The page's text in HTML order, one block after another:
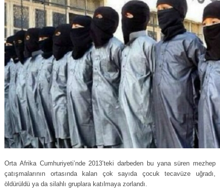
Orta Afrika Cumhuriyeti’nde 2013’teki darbeden bu yana süren mezhep
çatışmalarının ortasında kalan çok sayıda çocuk tecavüze uğradı,
öldürüldü ya da silahlı gruplara katılmaya zorlandı.